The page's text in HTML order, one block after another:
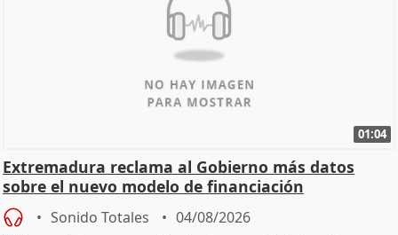
01:04
Extremadura reclama al Gobierno más datos
sobre el nuevo modelo de financiación
Sonido Totales 04/08/2026